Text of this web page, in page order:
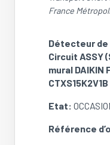
/
Circuit
ASSY
(Sensor)
3P296737-
pour
DAIKIN
France
Détecteur
Circuit ASSY
mural DAIKIN
Etat:
Référence